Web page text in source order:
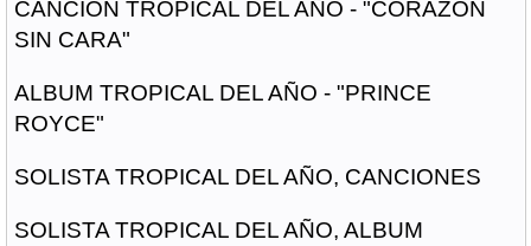
CANCION TROPICAL DEL AÑO - "CORAZON
SIN CARA"
ALBUM TROPICAL DEL AÑO - "PRINCE
ROYCE"
SOLISTA TROPICAL DEL AÑO, CANCIONES
SOLISTA TROPICAL DEL AÑO, ALBUM